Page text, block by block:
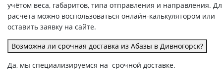
учётом веса, габаритов, типа отправления и направления.
расчёта можно воспользоваться онлайн-калькулятором или
оставить заявку на сайте.
Возможна ли срочная доставка из Абазы в Дивногорск?
Да, мы специализируемся на срочной доставке.